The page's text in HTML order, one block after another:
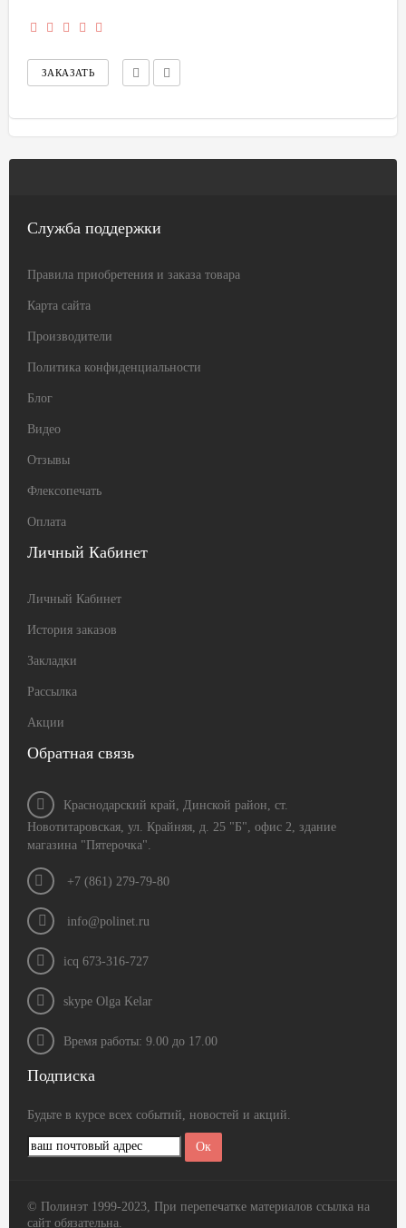
Служба поддержки
Правила приобретения и заказа товара
Карта сайта
Производители
Политика конфиденциальности
Блог
Видео
Отзывы
Флексопечать
Оплата
Личный Кабинет
Личный Кабинет
История заказов
Закладки
Рассылка
Акции
Обратная связь
Краснодарский край, Динской район, ст.
Новотитаровская, ул. Крайняя, д. 25 "Б", офис 2, здание
магазина "Пятерочка".
+7 (861) 279-79-80
info@polinet.ru
icq 673-316-727
skype Olga Kelar
Время работы: 9.00 до 17.00
Подписка
Будьте в курсе всех событий, новостей и акций.
© Полинэт 1999-2023, При перепечатке материалов ссылка на
сайт обязательна.